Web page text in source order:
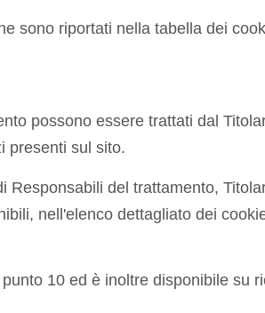
sono riportati nella tabella dei
possono essere trattati dal
presenti sul sito.
del trattamento,
nell'elenco dettagliato dei
10 ed è inoltre disponibile su